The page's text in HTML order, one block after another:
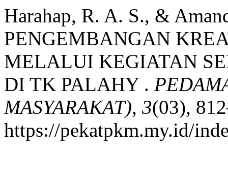
Harahap, R. A. S., &
PENGEMBANGAN
MELALUI KEGIATAN
DI TK PALAHY .
MASYARAKAT), 3(03),
https://pekatpkm.my.id/